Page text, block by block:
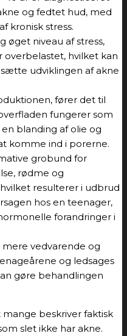
og fedtet hud, med
kronisk stress.
øget niveau af stress,
overbelastet, hvilket kan
udviklingen af akne
fører det til
fungerer som
blanding af olie og
komme ind i porerne.
grobund for
rødme og
resulterer i udbrud
hos en teenager,
forandringer i
vedvarende og
og ledsages
gøre behandlingen
mange beskriver faktisk
slet ikke har akne.